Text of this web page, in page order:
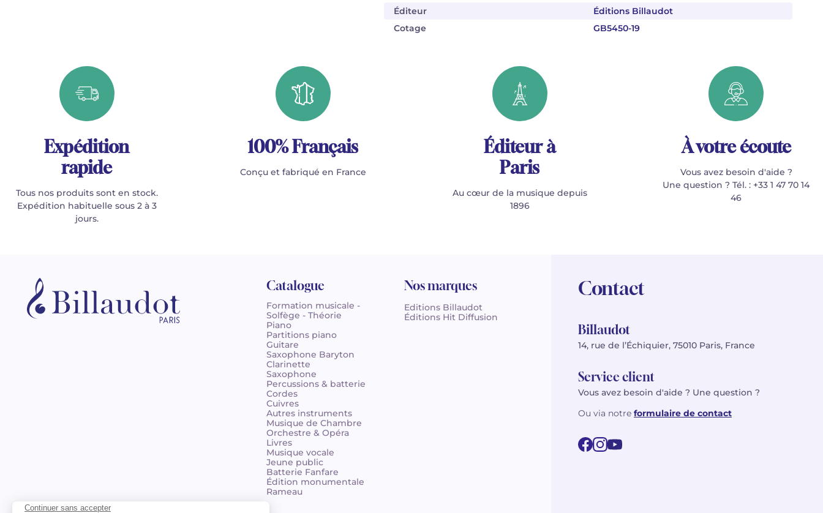
Éditeur
Éditions Billaudot
Cotage
GB5450-19
Expédition
rapide
Tous nos produits sont en stock.
Expédition habituelle sous 2 à 3
jours.
100% Français
Conçu et fabriqué en France
Éditeur à
Paris
Au cœur de la musique depuis
1896
À votre écoute
Vous avez besoin d'aide ?
Une question ? Tél. : +33 1 47 70 14
46
Catalogue
Formation musicale -
Solfège - Théorie
Piano
Partitions piano
Guitare
Saxophone Baryton
Clarinette
Saxophone
Percussions & batterie
Cordes
Cuivres
Autres instruments
Musique de Chambre
Orchestre & Opéra
Livres
Musique vocale
Jeune public
Batterie Fanfare
Édition monumentale
Rameau
Nos marques
Editions Billaudot
Éditions Hit Diffusion
Contact
Billaudot
14, rue de l’Échiquier, 75010 Paris, France
Service client
Vous avez besoin d'aide ? Une question ?
Ou via notre formulaire de contact